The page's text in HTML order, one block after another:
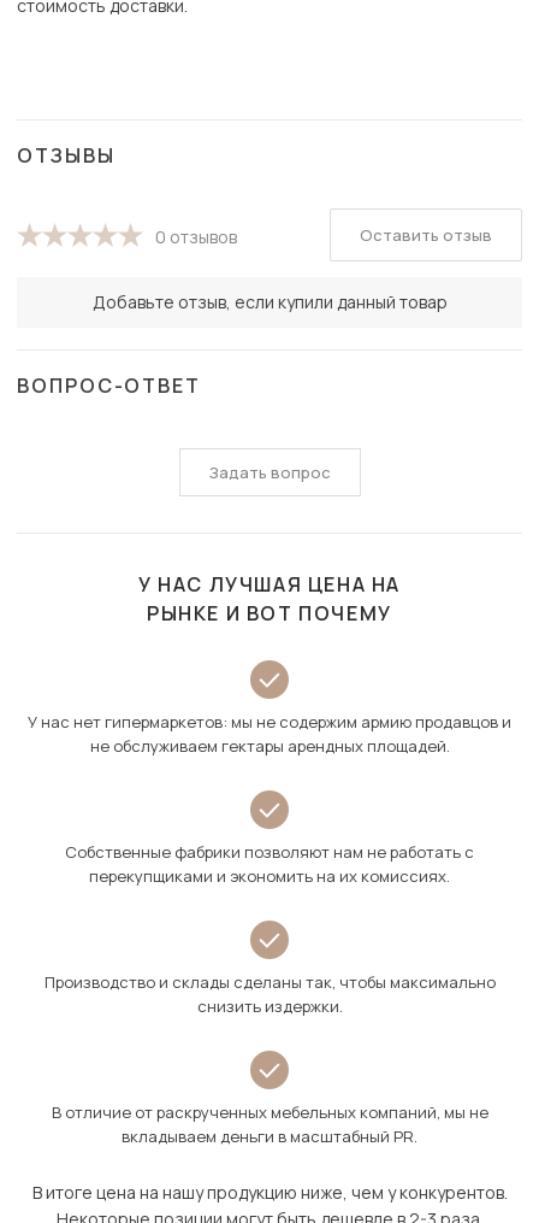
стоимость доставки.
ОТЗЫВЫ
0 отзывов
Добавьте отзыв, если купили данный товар
Оставить отзыв
ВОПРОС-ОТВЕТ
Задать вопрос
У НАС ЛУЧШАЯ ЦЕНА НА
РЫНКЕ И ВОТ ПОЧЕМУ
У нас нет гипермаркетов: мы не содержим армию продавцов и
не обслуживаем гектары арендных площадей.
Собственные фабрики позволяют нам не работать с
перекупщиками и экономить на их комиссиях.
Производство и склады сделаны так, чтобы максимально
снизить издержки.
В отличие от раскрученных мебельных компаний, мы не
вкладываем деньги в масштабный PR.
В итоге цена на нашу продукцию ниже, чем у конкурентов.